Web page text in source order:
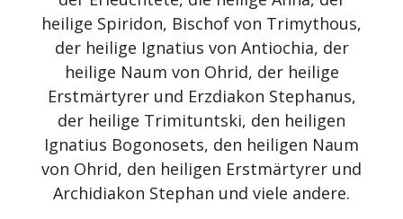
heilige Spiridon, Bischof von Trimythous,
der heilige Ignatius von Antiochia, der
heilige Naum von Ohrid, der heilige
Erstmärtyrer und Erzdiakon Stephanus,
der heilige Trimituntski, den heiligen
Ignatius Bogonosets, den heiligen Naum
von Ohrid, den heiligen Erstmärtyrer und
Archidiakon Stephan und viele andere.